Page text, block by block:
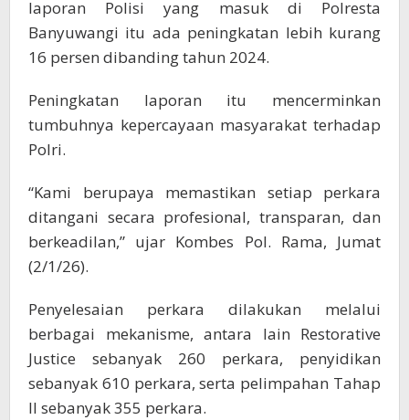
laporan Polisi yang masuk di Polresta
Banyuwangi itu ada peningkatan lebih kurang
16 persen dibanding tahun 2024.
Peningkatan laporan itu mencerminkan
tumbuhnya kepercayaan masyarakat terhadap
Polri.
“Kami berupaya memastikan setiap perkara
ditangani secara profesional, transparan, dan
berkeadilan,” ujar Kombes Pol. Rama, Jumat
(2/1/26).
Penyelesaian perkara dilakukan melalui
berbagai mekanisme, antara lain Restorative
Justice sebanyak 260 perkara, penyidikan
sebanyak 610 perkara, serta pelimpahan Tahap
II sebanyak 355 perkara.